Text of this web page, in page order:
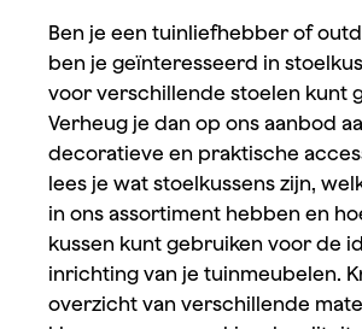
Ben je een tuinliefhebber of
ben je geïnteresseerd in
voor verschillende stoelen kunt
Verheug je dan op ons aanbod
decoratieve en praktische
lees je wat stoelkussens zijn,
in ons assortiment hebben en
kussen kunt gebruiken voor de
inrichting van je tuinmeubelen.
overzicht van verschillende